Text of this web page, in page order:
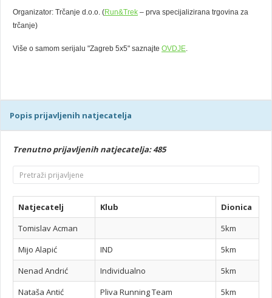
Organizator: Trčanje d.o.o. (Run&Trek – prva specijalizirana trgovina za
trčanje)
Više o samom serijalu "Zagreb 5x5" saznajte OVDJE.
Popis prijavljenih natjecatelja
Trenutno prijavljenih natjecatelja: 485
Natjecatelj Klub
Dionica
Tomislav Acman
5km
Mijo Alapić
IND
5km
Nenad Andrić
Individualno
5km
Nataša Antić
Pliva Running Team
5km